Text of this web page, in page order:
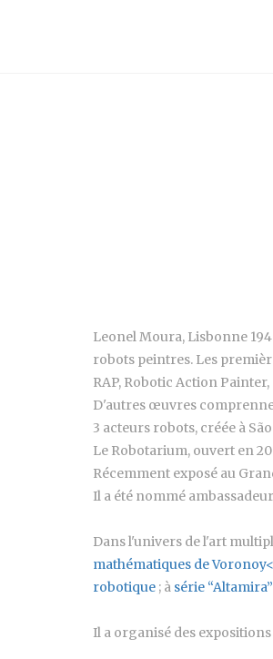
Leonel Moura, Lisbonne
robots peintres. Les
RAP, Robotic Action
D'autres œuvres
3 acteurs robots, créée à
Le Robotarium, ouvert en
Récemment exposé au
Il a été nommé
Dans l'univers de l'art
mathématiques de Voronoy<
robotique ; à série “Altamira”
Il a organisé des